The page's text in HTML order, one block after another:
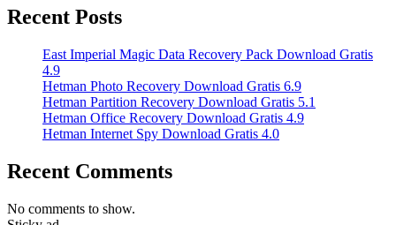
Recent Posts
East Imperial Magic Data Recovery Pack Download Gratis
4.9
Hetman Photo Recovery Download Gratis 6.9
Hetman Partition Recovery Download Gratis 5.1
Hetman Office Recovery Download Gratis 4.9
Hetman Internet Spy Download Gratis 4.0
Recent Comments
No comments to show.